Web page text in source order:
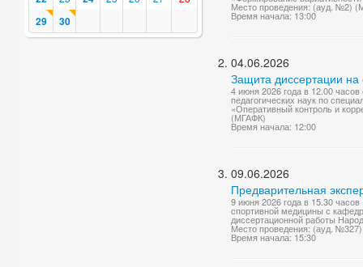
29 30
Место проведения: (ауд. №2)
Время начала: 13:00
04.06.2026
Защита диссертации на
4 июня 2026 года в 12.00
педагогических наук по
«Оперативный контроль и
(МГАФК)
Время начала: 12:00
09.06.2026
Предварительная
9 июня 2026 года в 15.30
спортивной медицины с
диссертационной работы
Место проведения: (ауд.
Время начала: 15:30